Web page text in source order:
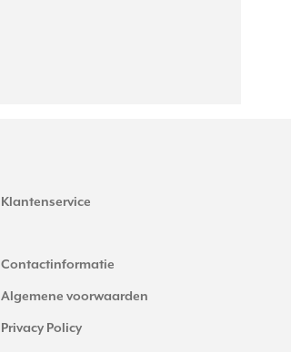
Klantenservice
Contactinformatie
Algemene voorwaarden
Privacy Policy